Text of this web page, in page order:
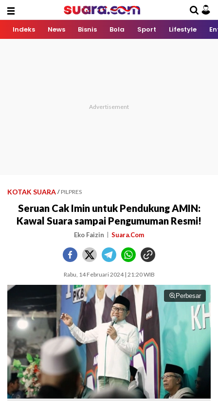
Indeks News Bisnis Bola Sport Lifestyle
KOTAK SUARA / PILPRES
Seruan Cak Imin untuk Pendukung AMIN:
Kawal Suara sampai Pengumuman Resmi!
Eko Faizin Suara.Com
Rabu, 14 Februari 2024 | 21:20 WIB
Perbesar